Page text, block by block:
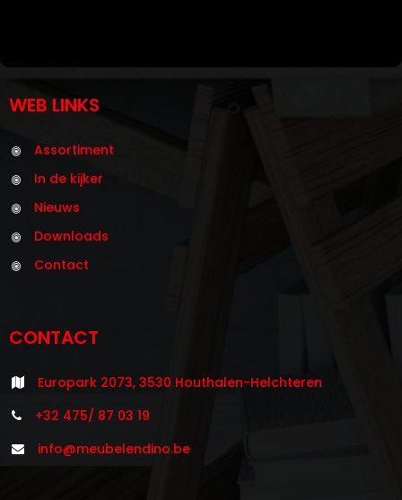
WEB LINKS
Assortiment
In de kijker
Nieuws
Downloads
Contact
CONTACT
Europark 2073, 3530 Houthalen-Helchteren
+32 475/ 87 03 19
info@meubelendino.be